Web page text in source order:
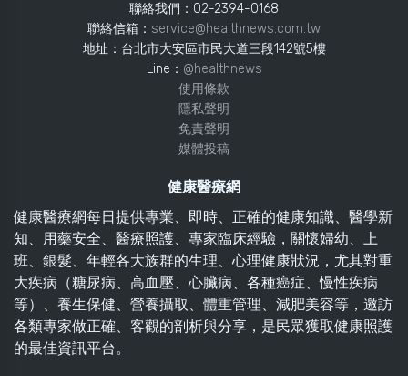
聯絡我們：02-2394-0168
聯絡信箱： service@healthnews.com.tw
地址：台北市大安區市民大道三段142號5樓
Line： @healthnews
使用條款
隱私聲明
免責聲明
媒體投稿
健康醫療網
健康醫療網每日提供專業、即時、正確的健康知識、醫學新
知、用藥安全、醫療照護、專家臨床經驗，關懷婦幼、上
班、銀髮、年輕各大族群的生理、心理健康狀況，尤其對重
大疾病（糖尿病、高血壓、心臟病、各種癌症、慢性疾病
等）、養生保健、營養攝取、體重管理、減肥美容等，邀訪
各類專家做正確、客觀的剖析與分享，是民眾獲取健康照護
的最佳資訊平台。